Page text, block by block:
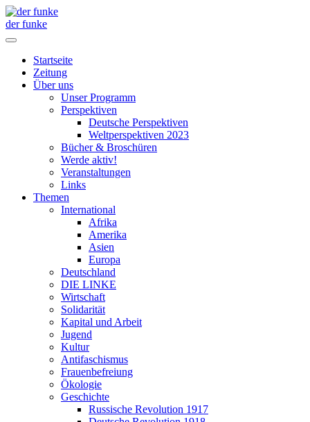
der funke
Startseite
Zeitung
Über uns
Unser Programm
Perspektiven
Deutsche Perspektiven
Weltperspektiven 2023
Bücher & Broschüren
Werde aktiv!
Veranstaltungen
Links
Themen
International
Afrika
Amerika
Asien
Europa
Deutschland
DIE LINKE
Wirtschaft
Solidarität
Kapital und Arbeit
Jugend
Kultur
Antifaschismus
Frauenbefreiung
Ökologie
Geschichte
Russische Revolution 1917